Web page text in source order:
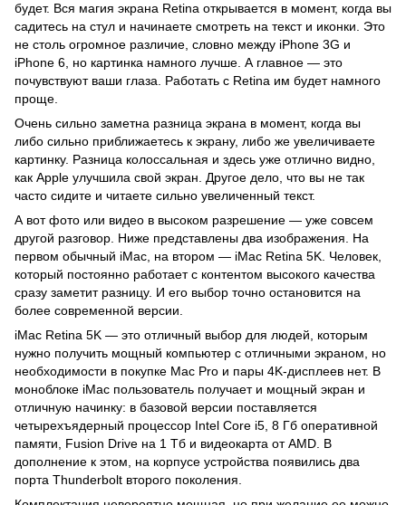
будет. Вся магия экрана Retina открывается в момент, когда вы
садитесь на стул и начинаете смотреть на текст и иконки. Это
не столь огромное различие, словно между iPhone 3G и
iPhone 6, но картинка намного лучше. А главное — это
почувствуют ваши глаза. Работать с Retina им будет намного
проще.
Очень сильно заметна разница экрана в момент, когда вы
либо сильно приближаетесь к экрану, либо же увеличиваете
картинку. Разница колоссальная и здесь уже отлично видно,
как Apple улучшила свой экран. Другое дело, что вы не так
часто сидите и читаете сильно увеличенный текст.
А вот фото или видео в высоком разрешение — уже совсем
другой разговор. Ниже представлены два изображения. На
первом обычный iMac, на втором — iMac Retina 5K. Человек,
который постоянно работает с контентом высокого качества
сразу заметит разницу. И его выбор точно остановится на
более современной версии.
iMac Retina 5K — это отличный выбор для людей, которым
нужно получить мощный компьютер с отличными экраном, но
необходимости в покупке Mac Pro и пары 4K-дисплеев нет. В
моноблоке iMac пользователь получает и мощный экран и
отличную начинку: в базовой версии поставляется
четырехъядерный процессор Intel Core i5, 8 Гб оперативной
памяти, Fusion Drive на 1 Тб и видеокарта от AMD. В
дополнение к этом, на корпусе устройства появились два
порта Thunderbolt второго поколения.